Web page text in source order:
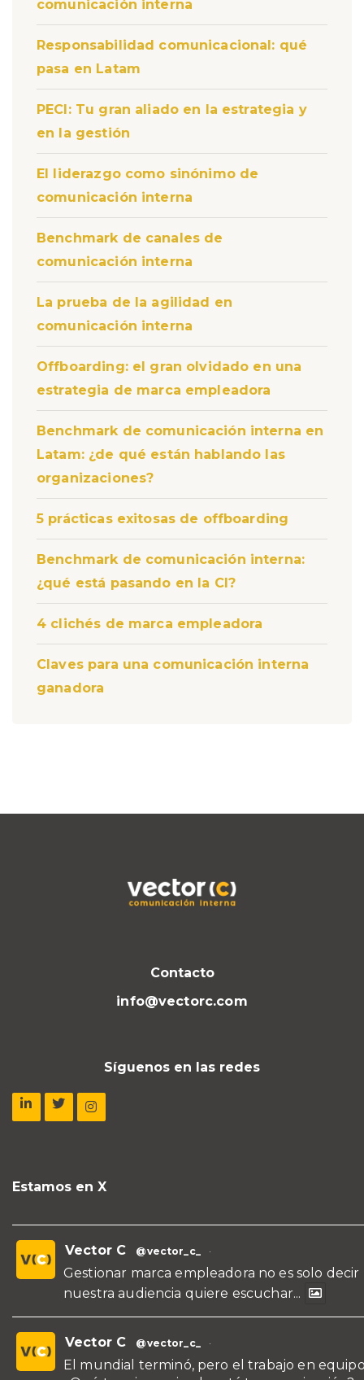
comunicación interna
Responsabilidad comunicacional: qué
pasa en Latam
PECI: Tu gran aliado en la estrategia y
en la gestión
El liderazgo como sinónimo de
comunicación interna
Benchmark de canales de
comunicación interna
La prueba de la agilidad en
comunicación interna
Offboarding: el gran olvidado en una
estrategia de marca empleadora
Benchmark de comunicación interna en
Latam: ¿de qué están hablando las
organizaciones?
5 prácticas exitosas de offboarding
Benchmark de comunicación interna:
¿qué está pasando en la CI?
4 clichés de marca empleadora
Claves para una comunicación interna
ganadora
Contacto
info@vectorc.com
Síguenos en las redes
Estamos en X
Vector C @vector_c_ ·
Gestionar marca empleadora no es solo
nuestra audiencia quiere escuchar...
Vector C @vector_c_ ·
El mundial terminó, pero el trabajo en